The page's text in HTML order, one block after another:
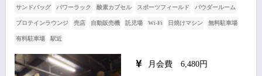
サンドバッグ パワーラック 酸素カプセル スポーツフィールド パウダールーム
プロテインラウンジ 売店 自動販売機 託児場 Wi-Fi 日焼けマシン 無料駐車場
有料駐車場 駅近
月会費 6,480円